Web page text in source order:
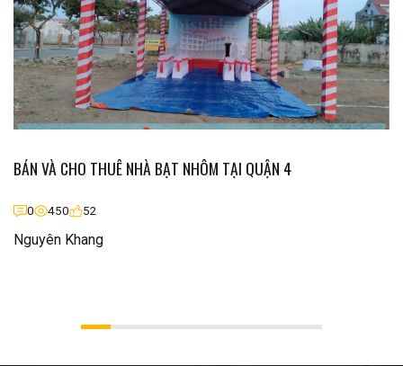
BÁN VÀ CHO THUÊ NHÀ BẠT NHÔM TẠI QUẬN 4
0 450 52
Nguyên Khang